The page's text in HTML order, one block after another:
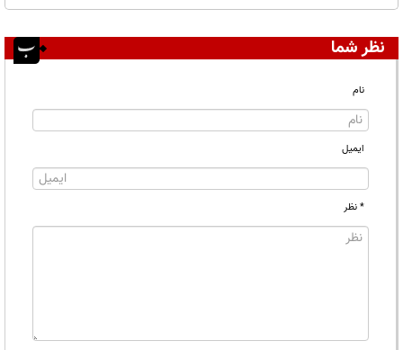
نظر شما
نام
ایمیل
* نظر